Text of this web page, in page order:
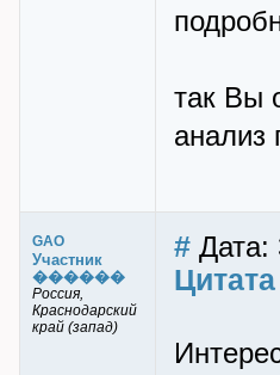
так Вы
анализ
GAO
Участник
������
Россия,
Краснодарский
край (запад)
# Дата:
Цитата